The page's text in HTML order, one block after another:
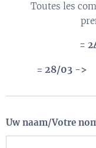
‼️Toutes les
🗓️ =
= 28/03 ->
Uw naam/Votre